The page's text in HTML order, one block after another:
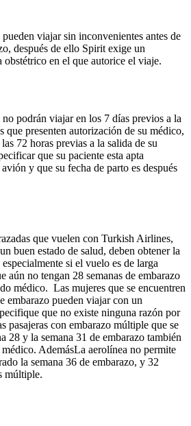
viajar sin inconvenientes antes de
después de ello Spirit exige un
obstétrico en el que autorice el viaje.
no podrán viajar en los 7 días previos a la
que presenten autorización de su médico,
72 horas previas a la salida de su
que su paciente esta apta
y que su fecha de parto es después
que vuelen con Turkish Airlines,
buen estado de salud, deben obtener la
si el vuelo es de larga
aún no tengan 28 semanas de embarazo
médico. Las mujeres que se encuentren
embarazo pueden viajar con un
que no existe ninguna razón por
pasajeras con embarazo múltiple que se
28 y la semana 31 de embarazo también
AdemásLa aerolínea no permite
la semana 36 de embarazo, y 32
múltiple.